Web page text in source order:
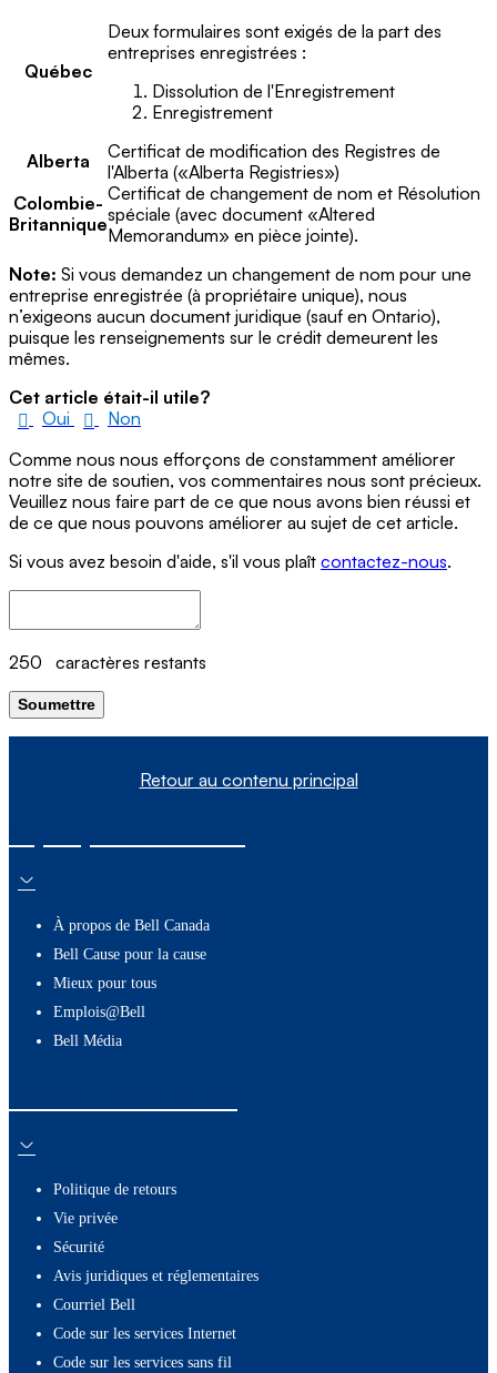
Québec
Deux formulaires sont exigés de la part des
entreprises enregistrées :
Dissolution de l'Enregistrement
Enregistrement
Alberta
Certificat de modification des Registres de
l'Alberta («Alberta Registries»)
Colombie-
Britannique
Certificat de changement de nom et Résolution
spéciale (avec document «Altered
Memorandum» en pièce jointe).
Note: Si vous demandez un changement de nom pour une
entreprise enregistrée (à propriétaire unique), nous
n’exigeons aucun document juridique (sauf en Ontario),
puisque les renseignements sur le crédit demeurent les
mêmes.
Cet article était-il utile?
Oui
Non
Comme nous nous efforçons de constamment améliorer
notre site de soutien, vos commentaires nous sont précieux.
Veuillez nous faire part de ce que nous avons bien réussi et
de ce que nous pouvons améliorer au sujet de cet article.
Si vous avez besoin d'aide, s'il vous plaît contactez-nous.
250 caractères restants
Soumettre
Retour au contenu principal
À propos de Bell Canada
Bell Cause pour la cause
Mieux pour tous
Emplois@Bell
Bell Média
Politique de retours
Vie privée
Sécurité
Avis juridiques et réglementaires
Courriel Bell
Code sur les services Internet
Code sur les services sans fil